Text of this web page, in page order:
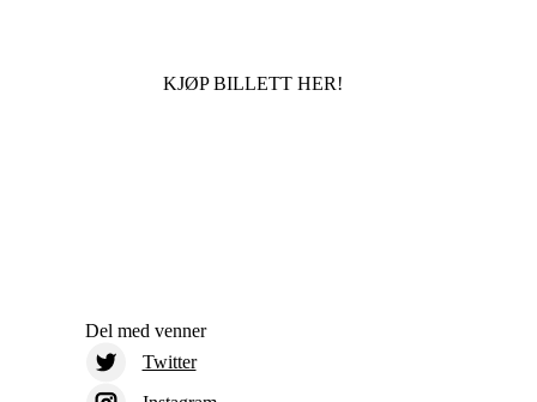
KJØP BILLETT HER!
Del med venner
Twitter